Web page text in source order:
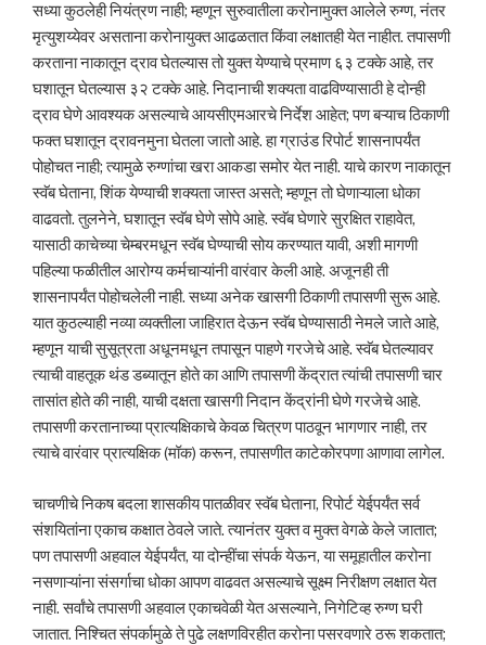
सध्या कुठलेही नियंत्रण नाही; म्हणून सुरुवातीला करोनामुक्त आलेले रुग्ण, नंतर
मृत्युशय्येवर असताना करोनायुक्त आढळतात किंवा लक्षातही येत नाहीत. तपासणी
करताना नाकातून द्राव घेतल्यास तो युक्त येण्याचे प्रमाण ६३ टक्के आहे, तर
घशातून घेतल्यास ३२ टक्के आहे. निदानाची शक्यता वाढविण्यासाठी हे दोन्ही
द्राव घेणे आवश्यक असल्याचे आयसीएमआरचे निर्देश आहेत; पण बऱ्याच ठिकाणी
फक्त घशातून द्रावनमुना घेतला जातो आहे. हा ग्राउंड रिपोर्ट शासनापर्यंत
पोहोचत नाही; त्यामुळे रुग्णांचा खरा आकडा समोर येत नाही. याचे कारण नाकातून
स्वॅब घेताना, शिंक येण्याची शक्यता जास्त असते; म्हणून तो घेणाऱ्याला धोका
वाढवतो. तुलनेने, घशातून स्वॅब घेणे सोपे आहे. स्वॅब घेणारे सुरक्षित राहावेत,
यासाठी काचेच्या चेम्बरमधून स्वॅब घेण्याची सोय करण्यात यावी, अशी मागणी
पहिल्या फळीतील आरोग्य कर्मचाऱ्यांनी वारंवार केली आहे. अजूनही ती
शासनापर्यंत पोहोचलेली नाही. सध्या अनेक खासगी ठिकाणी तपासणी सुरू आहे.
यात कुठल्याही नव्या व्यक्तीला जाहिरात देऊन स्वॅब घेण्यासाठी नेमले जाते आहे,
म्हणून याची सुसूत्रता अधूनमधून तपासून पाहणे गरजेचे आहे. स्वॅब घेतल्यावर
त्याची वाहतूक थंड डब्यातून होते का आणि तपासणी केंद्रात त्यांची तपासणी चार
तासांत होते की नाही, याची दक्षता खासगी निदान केंद्रांनी घेणे गरजेचे आहे.
तपासणी करतानाच्या प्रात्यक्षिकाचे केवळ चित्रण पाठवून भागणार नाही, तर
त्याचे वारंवार प्रात्यक्षिक (मॉक) करून, तपासणीत काटेकोरपणा आणावा लागेल.
चाचणीचे निकष बदला शासकीय पातळीवर स्वॅब घेताना, रिपोर्ट येईपर्यंत सर्व
संशयितांना एकाच कक्षात ठेवले जाते. त्यानंतर युक्त व मुक्त वेगळे केले जातात;
पण तपासणी अहवाल येईपर्यंत, या दोन्हींचा संपर्क येऊन, या समूहातील करोना
नसणाऱ्यांना संसर्गाचा धोका आपण वाढवत असल्याचे सूक्ष्म निरीक्षण लक्षात येत
नाही. सर्वांचे तपासणी अहवाल एकाचवेळी येत असल्याने, निगेटिव्ह रुग्ण घरी
जातात. निश्चित संपर्कामुळे ते पुढे लक्षणविरहीत करोना पसरवणारे ठरू शकतात;